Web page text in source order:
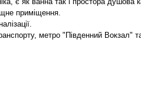
приміщення.
метро "Південний Вокзал"